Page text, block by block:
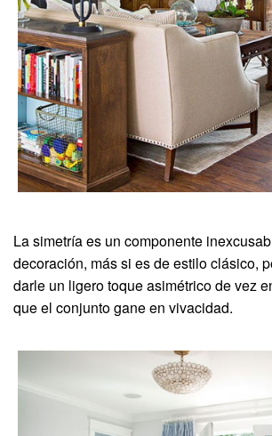
La simetría es un componente
decoración, más si es de estilo clásico,
darle un ligero toque asimétrico de vez
que el conjunto gane en vivacidad.